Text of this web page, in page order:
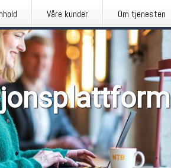
Våre kunder Om tjenesten